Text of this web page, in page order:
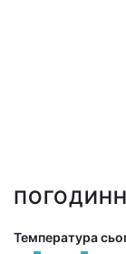
Температура